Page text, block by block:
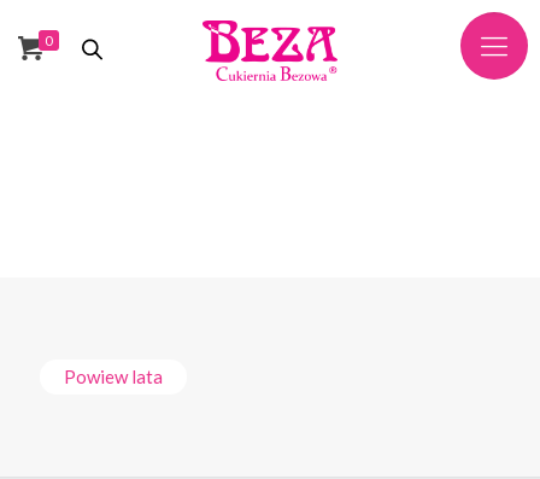
0
Powiew lata